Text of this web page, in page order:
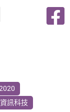
資訊科技